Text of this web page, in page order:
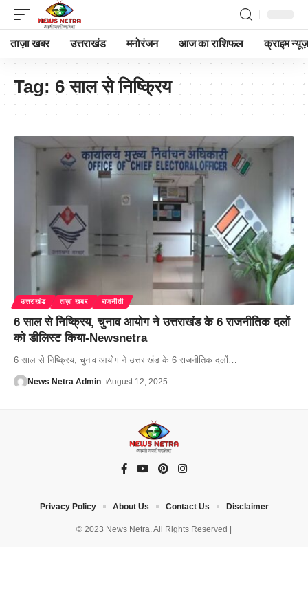
ताज़ा खबर उत्तराखंड मनोरंजन आज का राशिफल क्राइम न्यूज़
Tag: 6 साल से निष्क्रिय
उत्तराखंड ताज़ा खबर राजनीती
6 साल से निष्क्रिय, चुनाव आयोग ने उत्तराखंड के 6 राजनीतिक दलों
को डीलिस्ट किया-Newsnetra
6 साल से निष्क्रिय, चुनाव आयोग ने उत्तराखंड के 6 राजनीतिक दलों
News Netra Admin August 12, 2025
© 2023 News Netra. All Rights Reserved |
Privacy Policy About Us Contact Us Disclaimer